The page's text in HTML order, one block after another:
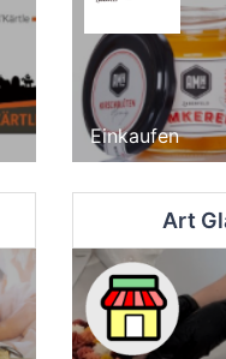
Einkaufen
Art